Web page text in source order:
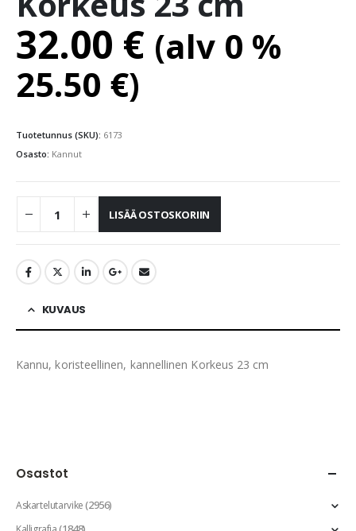
32.00 € (alv 0 %
25.50 €)
Tuotetunnus (SKU): 6173
Osasto: Kannut
LISÄÄ OSTOSKORIIN
KUVAUS
Kannu, koristeellinen, kannellinen Korkeus 23 cm
Osastot
Askartelutarvike(2956)